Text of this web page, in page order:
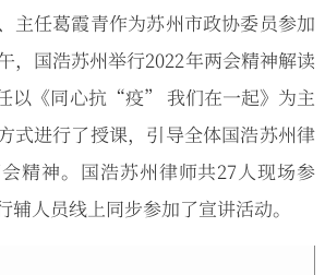
主任葛霞青作为苏州市政协委员参加
，国浩苏州举行2022年两会精神解读
以《同心抗“疫” 我们在一起》为主
式进行了授课，引导全体国浩苏州律
精神。国浩苏州律师共27人现场参
辅人员线上同步参加了宣讲活动。